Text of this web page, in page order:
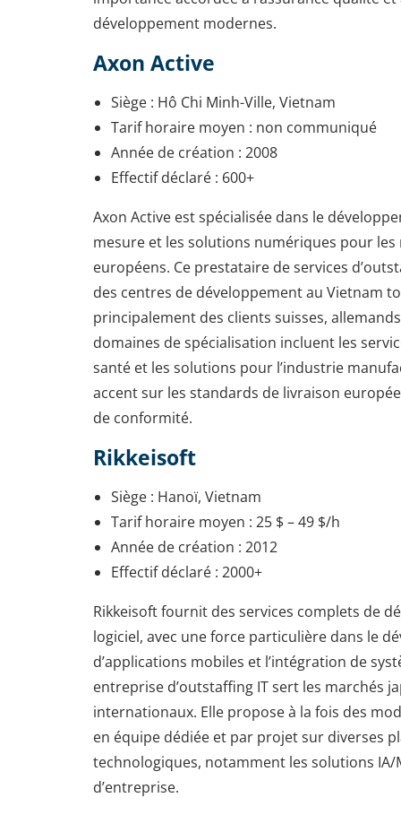
développement modernes.
Axon Active
Siège : Hô Chi Minh-Ville, Vietnam
Tarif horaire moyen : non communiqué
Année de création : 2008
Effectif déclaré : 600+
Axon Active est spécialisée dans le
mesure et les solutions numériques pour les
européens. Ce prestataire de services
des centres de développement au Vietnam
principalement des clients suisses,
domaines de spécialisation incluent les
santé et les solutions pour l’industrie
accent sur les standards de livraison
de conformité.
Rikkeisoft
Siège : Hanoï, Vietnam
Tarif horaire moyen : 25 $ – 49 $/h
Année de création : 2012
Effectif déclaré : 2000+
Rikkeisoft fournit des services complets de
logiciel, avec une force particulière dans le
d’applications mobiles et l’intégration de
entreprise d’outstaffing IT sert les marchés
internationaux. Elle propose à la fois des
en équipe dédiée et par projet sur diverses
technologiques, notamment les solutions IA/
d’entreprise.